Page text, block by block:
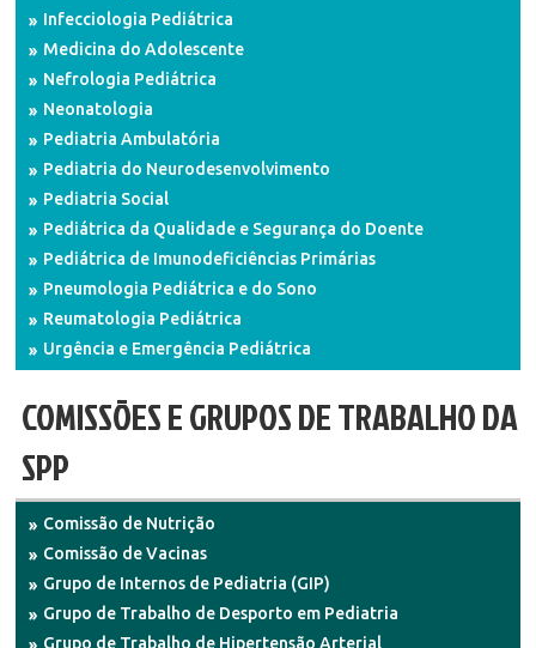
Infecciologia Pediátrica
Medicina do Adolescente
Nefrologia Pediátrica
Neonatologia
Pediatria Ambulatória
Pediatria do Neurodesenvolvimento
Pediatria Social
Pediátrica da Qualidade e Segurança do Doente
Pediátrica de Imunodeficiências Primárias
Pneumologia Pediátrica e do Sono
Reumatologia Pediátrica
Urgência e Emergência Pediátrica
COMISSÕES E GRUPOS DE TRABALHO DA
SPP
Comissão de Nutrição
Comissão de Vacinas
Grupo de Internos de Pediatria (GIP)
Grupo de Trabalho de Desporto em Pediatria
Grupo de Trabalho de Hipertensão Arterial